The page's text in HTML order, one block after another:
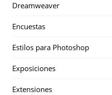
Dreamweaver
Encuestas
Estilos para Photoshop
Exposiciones
Extensiones